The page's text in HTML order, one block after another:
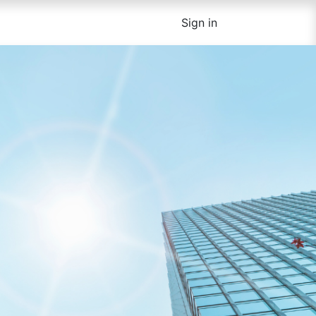
Sign in